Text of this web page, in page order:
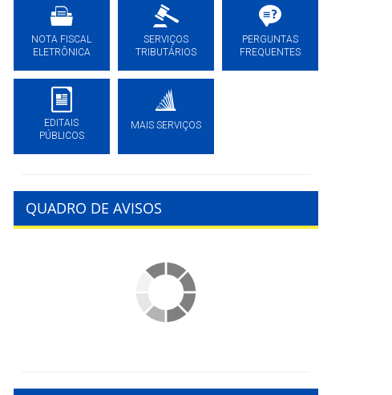
NOTA FISCAL
ELETRÔNICA
SERVIÇOS
TRIBUTÁRIOS
PERGUNTAS
FREQUENTES
EDITAIS
PÚBLICOS
MAIS SERVIÇOS
QUADRO DE AVISOS